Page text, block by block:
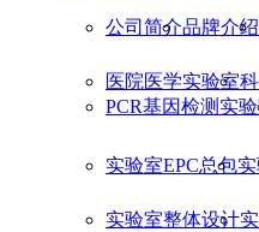
公司简介品牌介绍
医院医学实验室
PCR基因检测实
实验室EPC总包
实验室整体设计